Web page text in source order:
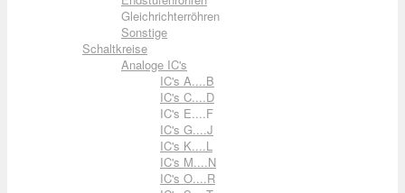
Gleichrichterröhren
Sonstige
Schaltkreise
Analoge IC's
IC's A....B
IC's C....D
IC's E....F
IC's G....J
IC's K....L
IC's M....N
IC's O....R